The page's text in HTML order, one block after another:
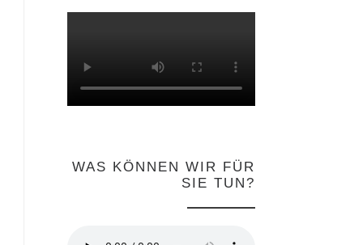
WAS KÖNNEN WIR FÜR
SIE TUN?